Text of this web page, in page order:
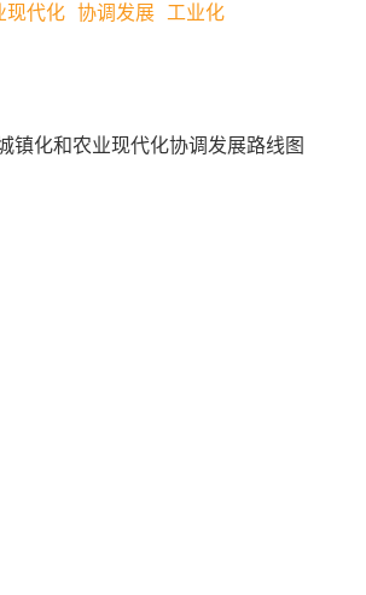
现代化 协调发展 工业化
镇化和农业现代化协调发展路线图